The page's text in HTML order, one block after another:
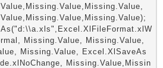
Missing.Value, Missing.Value,
Missing.Value, Excel.XlSaveAs
Missing.Value,Missin